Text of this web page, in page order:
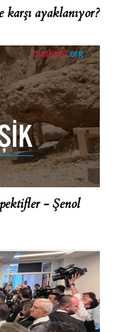
ayaklanıyor?
- Şenol